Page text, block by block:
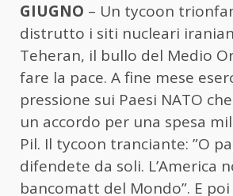
GIUGNO – Un tycoon
distrutto i siti nucleari
Teheran, il bullo del Medio
fare la pace. A fine mese
pressione sui Paesi NATO
un accordo per una spesa
Pil. Il tycoon tranciante: ”O
difendete da soli. L’America
bancomatt del Mondo”. E